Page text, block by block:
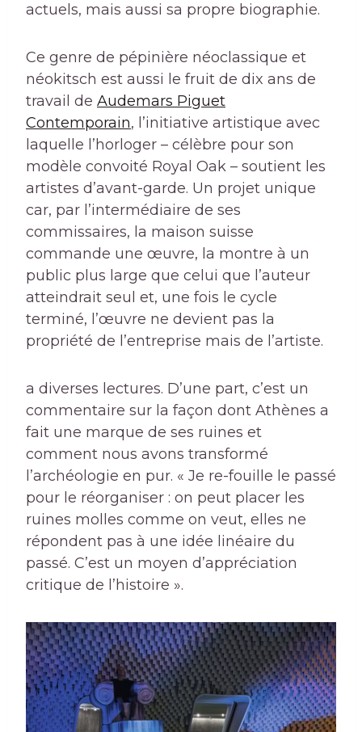
actuels, mais aussi sa propre biographie.
Ce genre de pépinière néoclassique et
néokitsch est aussi le fruit de dix ans de
travail de Audemars Piguet
Contemporain, l’initiative artistique avec
laquelle l’horloger – célèbre pour son
modèle convoité Royal Oak – soutient les
artistes d’avant-garde. Un projet unique
car, par l’intermédiaire de ses
commissaires, la maison suisse
commande une œuvre, la montre à un
public plus large que celui que l’auteur
atteindrait seul et, une fois le cycle
terminé, l’œuvre ne devient pas la
propriété de l’entreprise mais de l’artiste.
a diverses lectures. D’une part, c’est un
commentaire sur la façon dont Athènes a
fait une marque de ses ruines et
comment nous avons transformé
l’archéologie en pur. « Je re-fouille le passé
pour le réorganiser : on peut placer les
ruines molles comme on veut, elles ne
répondent pas à une idée linéaire du
passé. C’est un moyen d’appréciation
critique de l’histoire ».